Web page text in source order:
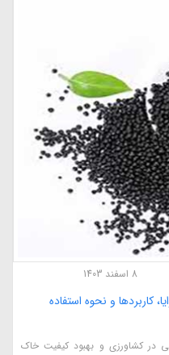
8 اسفند 1403
و نحوه استفاده
در کشاورزی و بهبود کیفیت خاک